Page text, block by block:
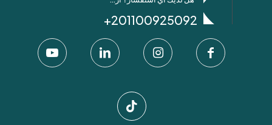
201100925092+